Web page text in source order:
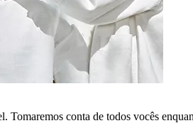
conta de todos vocês